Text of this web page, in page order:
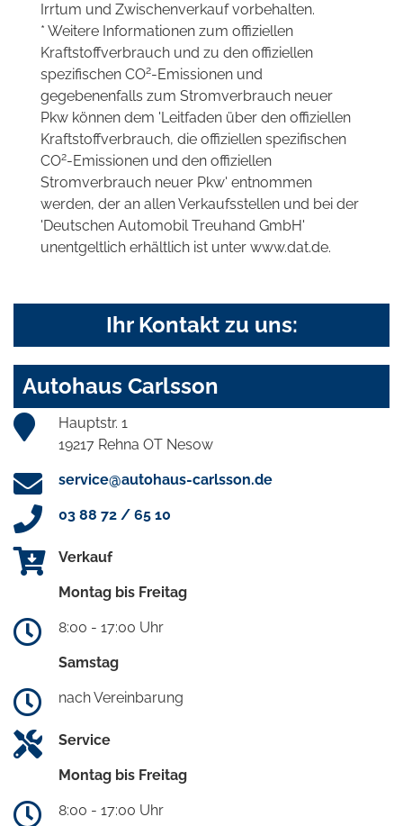
Irrtum und Zwischenverkauf vorbehalten.
* Weitere Informationen zum offiziellen
Kraftstoffverbrauch und zu den offiziellen
spezifischen CO2-Emissionen und
gegebenenfalls zum Stromverbrauch neuer
Pkw können dem 'Leitfaden über den offiziellen
Kraftstoffverbrauch, die offiziellen spezifischen
CO2-Emissionen und den offiziellen
Stromverbrauch neuer Pkw' entnommen
werden, der an allen Verkaufsstellen und bei der
'Deutschen Automobil Treuhand GmbH'
unentgeltlich erhältlich ist unter www.dat.de.
Ihr Kontakt zu uns:
Autohaus Carlsson
Hauptstr. 1
19217 Rehna OT Nesow
service@autohaus-carlsson.de
03 88 72 / 65 10
Verkauf
Montag bis Freitag
8:00 - 17:00 Uhr
Samstag
nach Vereinbarung
Service
Montag bis Freitag
8:00 - 17:00 Uhr